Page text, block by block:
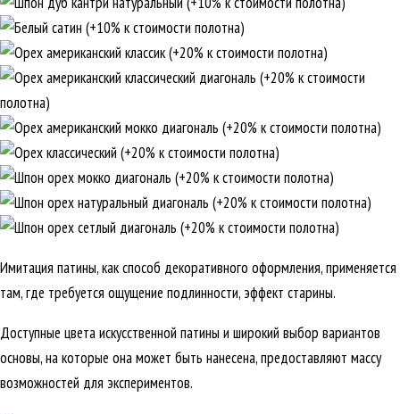
Имитация патины, как способ декоративного оформления, применяется
там, где требуется ощущение подлинности, эффект старины.
Доступные цвета искусственной патины и широкий выбор вариантов
основы, на которые она может быть нанесена, предоставляют массу
возможностей для экспериментов.